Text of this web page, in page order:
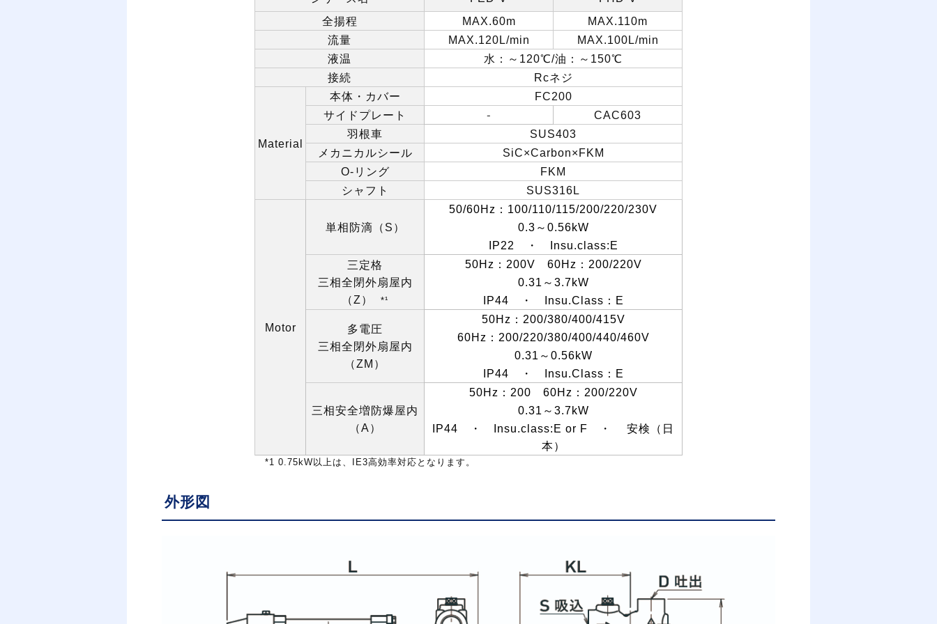
全揚程 MAX.60m MAX.110m
流量 MAX.120L/min MAX.100L/min
液温 水：～ 120℃/油：～ 150℃
接続 Rcネジ
Material
本体・カバー FC200
サイドプレート ‐ CAC603
羽根車 SUS403
メカニカルシール
SiC×Carbon×FKM
O- リング FKM
シャフト SUS316L
Motor
単相防滴（ S ）
50/60Hz ： 100/110/115/200/220/230V
0.3 ～ 0.56kW
IP22
・ Insu.class:E
三定格
三相全閉外扇屋内
（Z ） *¹
50Hz ： 200V 60Hz ： 200/220V
0.31 ～ 3.7kW
IP44 ・ Insu.Class ： E
多電圧
三相全閉外扇屋内
（ZM ）
50Hz ： 200/380/400/415V
60Hz ： 200/220/380/400/440/460V
0.31 ～ 0.56kW
IP44 ・ Insu.Class ： E
三相安全増防爆屋内
（A ）
50Hz ： 200 60Hz ： 200/220V
0.31 ～ 3.7kW
IP44 ・ Insu.class:E or F ・
安検（日
本）
*1 0.75kW 以上は、 IE3高効率対応となります。
外形図